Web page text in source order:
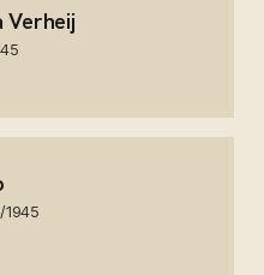
Verheij
Doetinchem
1945